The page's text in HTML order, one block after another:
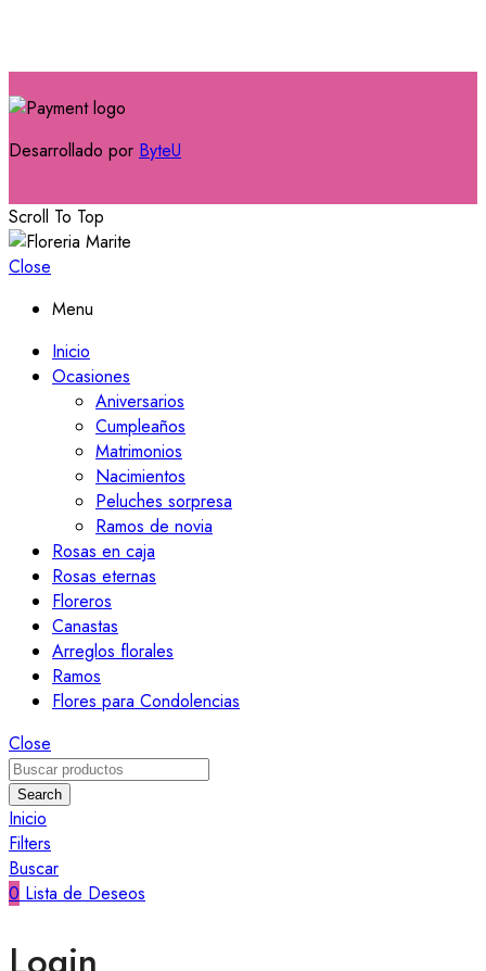
Desarrollado por ByteU
Scroll To Top
Close
Menu
Inicio
Ocasiones
Aniversarios
Cumpleaños
Matrimonios
Nacimientos
Peluches sorpresa
Ramos de novia
Rosas en caja
Rosas eternas
Floreros
Canastas
Arreglos florales
Ramos
Flores para Condolencias
Close
Search
Inicio
Filters
Buscar
0 Lista de Deseos